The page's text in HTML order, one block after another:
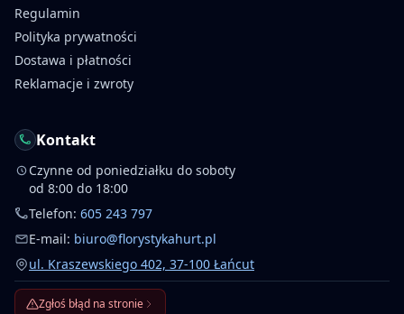
Regulamin
Polityka prywatności
Dostawa i płatności
Reklamacje i zwroty
Kontakt
Czynne od poniedziałku do soboty
od 8:00 do 18:00
Telefon: 605 243 797
E-mail: biuro@florystykahurt.pl
ul. Kraszewskiego 402, 37-100 Łańcut
Zgłoś błąd na stronie